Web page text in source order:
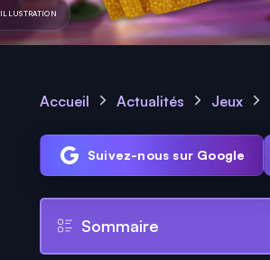
ILLUSTRATION
Accueil Actualités Jeux
Suivez-nous sur Google
Sommaire